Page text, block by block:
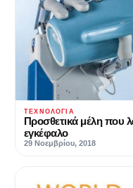
ΤΕΧΝΟΛΟΓΊΑ
Προσθετικά μέλη που
εγκέφαλο
29 Νοεμβρίου, 2018